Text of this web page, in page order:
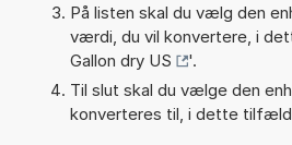
På listen skal du vælg den
værdi, du vil konvertere, i
Gallon dry US
'.
Til slut skal du vælge den
konverteres til, i dette